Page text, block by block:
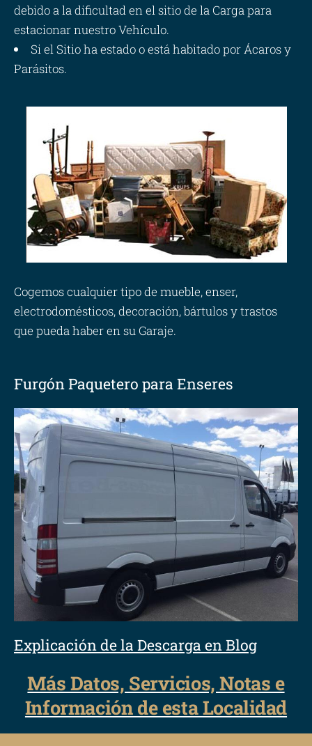
debido a la dificultad en el sitio de la Carga para
estacionar nuestro Vehículo.
Si el Sitio ha estado o está habitado por Ácaros y
Parásitos.
Cogemos cualquier tipo de mueble, enser,
electrodomésticos, decoración, bártulos y trastos
que pueda haber en su Garaje.
Furgón Paquetero para Enseres
Explicación de la Descarga en Blog
Más Datos, Servicios, Notas e
Información de esta Localidad